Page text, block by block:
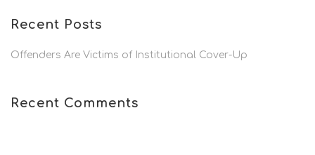
Recent Posts
Offenders Are Victims of Institutional Cover-Up
Recent Comments